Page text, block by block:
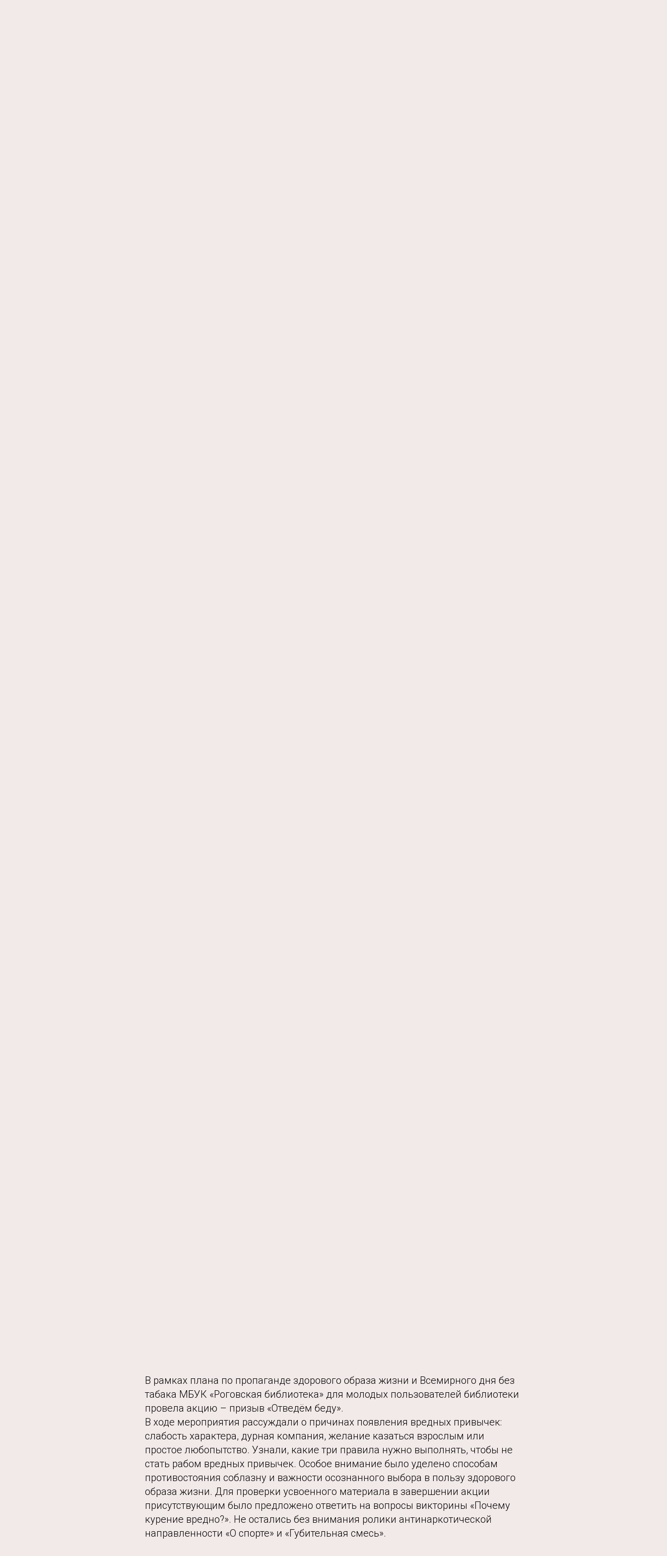
В рамках плана по пропаганде здорового образа жизни и Всемирного дня без
табака МБУК «Роговская библиотека» для молодых пользователей библиотеки
провела акцию – призыв «Отведём беду».
В ходе мероприятия рассуждали о причинах появления вредных привычек:
слабость характера, дурная компания, желание казаться взрослым или
простое любопытство. Узнали, какие три правила нужно выполнять, чтобы не
стать рабом вредных привычек. Особое внимание было уделено способам
противостояния соблазну и важности осознанного выбора в пользу здорового
образа жизни. Для проверки усвоенного материала в завершении акции
присутствующим было предложено ответить на вопросы викторины «Почему
курение вредно?». Не остались без внимания ролики антинаркотической
направленности «О спорте» и «Губительная смесь».